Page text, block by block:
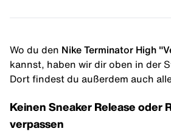
Wo du den Nike Terminator High
kannst, haben wir dir oben in der
Dort findest du außerdem auch
Keinen Sneaker Release oder
verpassen